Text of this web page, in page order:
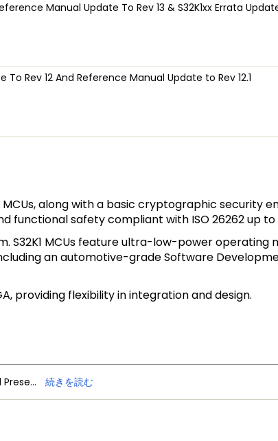
Manual Update To Rev 13 & S32K1xx Errata
To Rev 12 And Reference Manual Update to Rev 12.1
along with a basic cryptographic security
safety compliant with ISO 26262 up to
S32K1 MCUs feature ultra-low-power operating
an automotive-grade Software
providing flexibility in integration and design.
NXP Trimension Ultra-Wideband Powers BMW Group’s Digital Key Plus and Presence Detection 続きを読む